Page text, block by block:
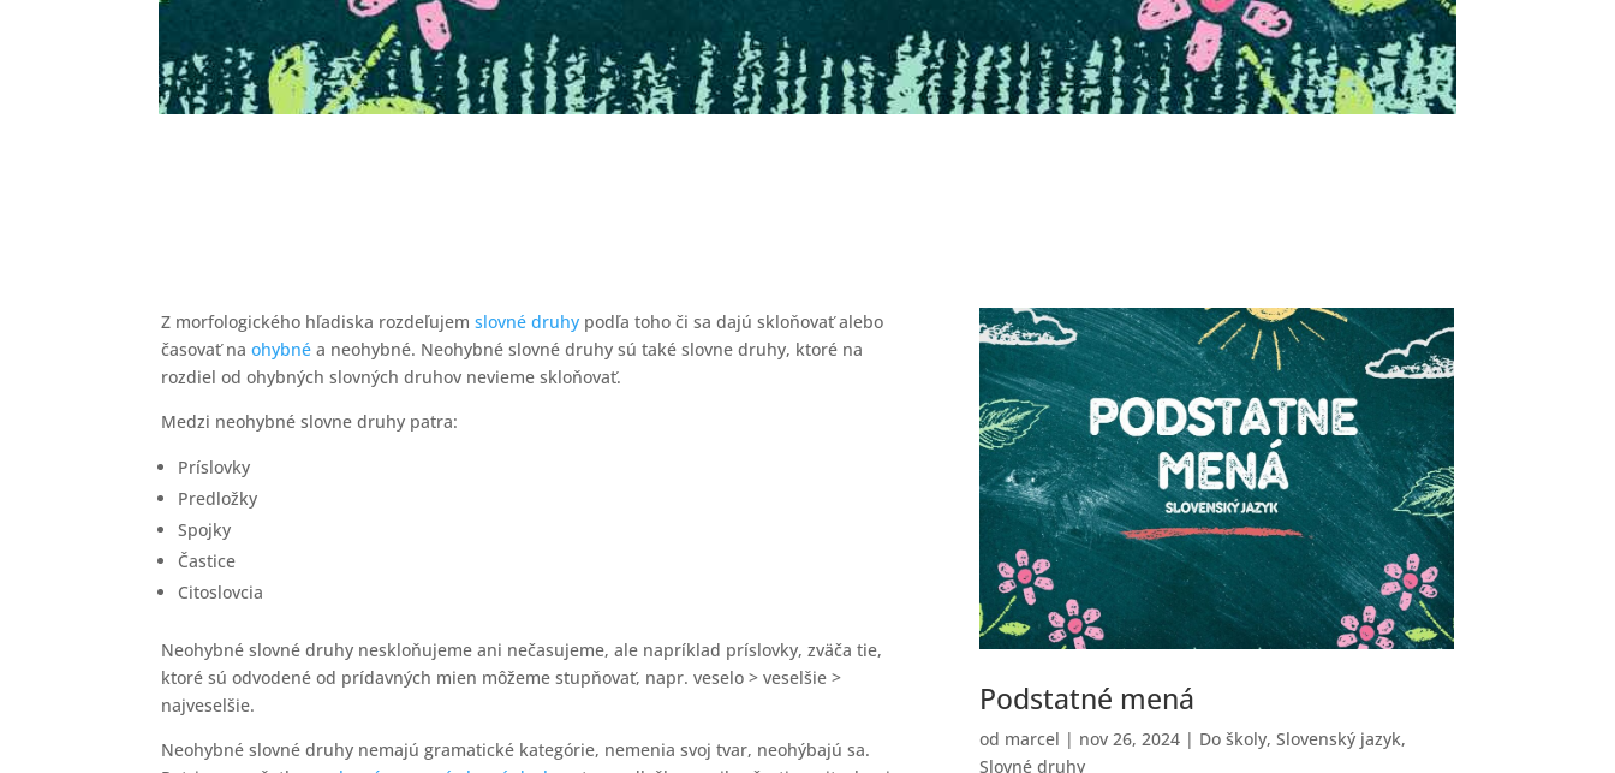
Z morfologického hľadiska rozdeľujemslovné druhy podľa toho či sa dajú skloňovať alebo
časovať naohybné a neohybné. Neohybné slovné druhy sú také slovne druhy, ktoré na
rozdiel od ohybných slovných druhov nevieme skloňovať.
Medzi neohybné slovne druhy patra:
Príslovky
Predložky
Spojky
Častice
Citoslovcia
Neohybné slovné druhy neskloňujeme ani nečasujeme, ale napríklad príslovky, zväča tie,
ktoré sú odvodené od prídavných mien môžeme stupňovať, napr. veselo > veselšie >
najveselšie.
Neohybné slovné druhy nemajú gramatické kategórie, nemenia svoj tvar, neohýbajú sa.
Podstatné mená
od marcel | nov 26, 2024| Do školy, Slovenský jazyk,
Slovné druhy